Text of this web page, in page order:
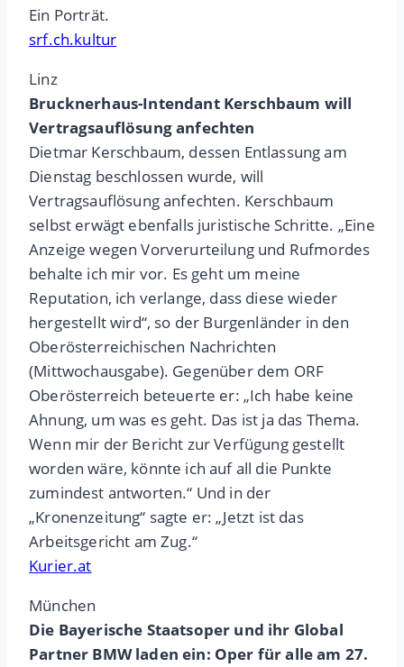
Ein Porträt.
srf.ch.kultur
Linz
Brucknerhaus-Intendant Kerschbaum will
Vertragsauflösung anfechten
Dietmar Kerschbaum, dessen Entlassung am
Dienstag beschlossen wurde, will
Vertragsauflösung anfechten. Kerschbaum
selbst erwägt ebenfalls juristische Schritte. „Eine
Anzeige wegen Vorverurteilung und Rufmordes
behalte ich mir vor. Es geht um meine
Reputation, ich verlange, dass diese wieder
hergestellt wird“, so der Burgenländer in den
Oberösterreichischen Nachrichten
(Mittwochausgabe). Gegenüber dem ORF
Oberösterreich beteuerte er: „Ich habe keine
Ahnung, um was es geht. Das ist ja das Thema.
Wenn mir der Bericht zur Verfügung gestellt
worden wäre, könnte ich auf all die Punkte
zumindest antworten.“ Und in der
„Kronenzeitung“ sagte er: „Jetzt ist das
Arbeitsgericht am Zug.“
Kurier.at
München
Die Bayerische Staatsoper und ihr Global
Partner BMW laden ein: Oper für alle am 27.